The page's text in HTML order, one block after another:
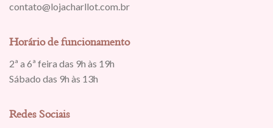
contato@lojacharllot.com.br
Horário de funcionamento
2ª a 6ª feira das 9h às 19h
Sábado das 9h às 13h
Redes Sociais